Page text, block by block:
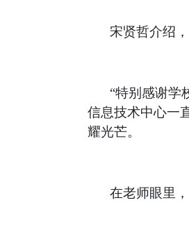
宋贤哲介绍
“特别感谢学
信息技术中心一
耀光芒。
在老师眼里